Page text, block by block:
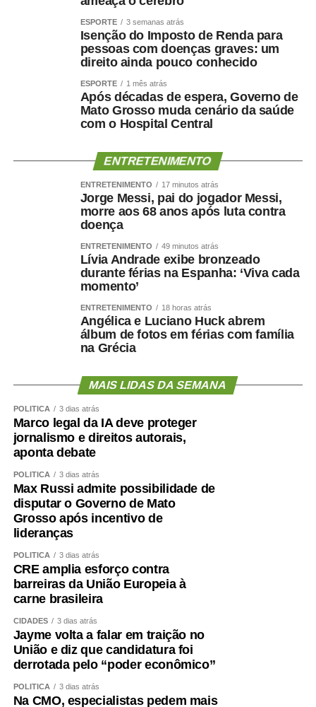
ESPORTE 3 semanas atrás
Isenção do Imposto de Renda para
pessoas com doenças graves: um
direito ainda pouco conhecido
ESPORTE 1 mês atrás
Após décadas de espera, Governo de
Mato Grosso muda cenário da saúde
com o Hospital Central
ENTRETENIMENTO
ENTRETENIMENTO 17 minutos atrás
Jorge Messi, pai do jogador Messi,
morre aos 68 anos após luta contra
doença
ENTRETENIMENTO 49 minutos atrás
Lívia Andrade exibe bronzeado
durante férias na Espanha: ‘Viva cada
momento’
ENTRETENIMENTO 18 horas atrás
Angélica e Luciano Huck abrem
álbum de fotos em férias com família
na Grécia
MAIS LIDAS DA SEMANA
POLÍTICA 3 dias atrás
Marco legal da IA deve proteger
jornalismo e direitos autorais,
aponta debate
POLÍTICA 3 dias atrás
Max Russi admite possibilidade de
disputar o Governo de Mato
Grosso após incentivo de
lideranças
POLÍTICA 3 dias atrás
CRE amplia esforço contra
barreiras da União Europeia à
carne brasileira
CIDADES 3 dias atrás
Jayme volta a falar em traição no
União e diz que candidatura foi
derrotada pelo “poder econômico”
POLÍTICA 3 dias atrás
Na CMO, especialistas pedem mais